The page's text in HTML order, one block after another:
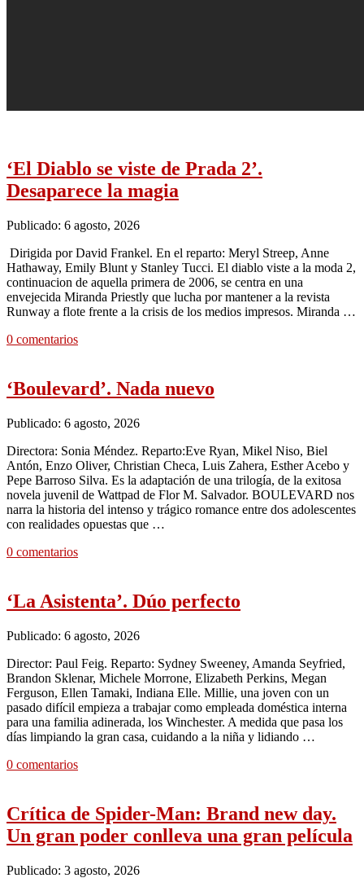
‘El Diablo se viste de Prada 2’.
Desaparece la magia
Publicado: 6 agosto, 2026
Dirigida por David Frankel. En el reparto: Meryl Streep, Anne
Hathaway, Emily Blunt y Stanley Tucci. El diablo viste a la moda 2,
continuacion de aquella primera de 2006, se centra en una
envejecida Miranda Priestly que lucha por mantener a la revista
Runway a flote frente a la crisis de los medios impresos. Miranda …
0 comentarios
‘Boulevard’. Nada nuevo
Publicado: 6 agosto, 2026
Directora: Sonia Méndez. Reparto:Eve Ryan, Mikel Niso, Biel
Antón, Enzo Oliver, Christian Checa, Luis Zahera, Esther Acebo y
Pepe Barroso Silva. Es la adaptación de una trilogía, de la exitosa
novela juvenil de Wattpad de Flor M. Salvador. BOULEVARD nos
narra la historia del intenso y trágico romance entre dos adolescentes
con realidades opuestas que …
0 comentarios
‘La Asistenta’. Dúo perfecto
Publicado: 6 agosto, 2026
Director: Paul Feig. Reparto: Sydney Sweeney, Amanda Seyfried,
Brandon Sklenar, Michele Morrone, Elizabeth Perkins, Megan
Ferguson, Ellen Tamaki, Indiana Elle. Millie, una joven con un
pasado difícil empieza a trabajar como empleada doméstica interna
para una familia adinerada, los Winchester. A medida que pasa los
días limpiando la gran casa, cuidando a la niña y lidiando …
0 comentarios
Crítica de Spider-Man: Brand new day.
Un gran poder conlleva una gran película
Publicado: 3 agosto, 2026